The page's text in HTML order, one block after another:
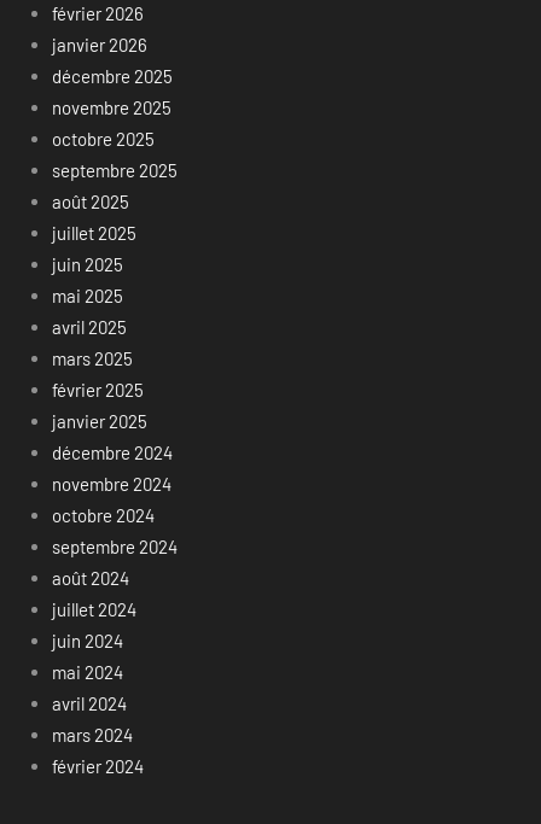
février 2026
janvier 2026
décembre 2025
novembre 2025
octobre 2025
septembre 2025
août 2025
juillet 2025
juin 2025
mai 2025
avril 2025
mars 2025
février 2025
janvier 2025
décembre 2024
novembre 2024
octobre 2024
septembre 2024
août 2024
juillet 2024
juin 2024
mai 2024
avril 2024
mars 2024
février 2024